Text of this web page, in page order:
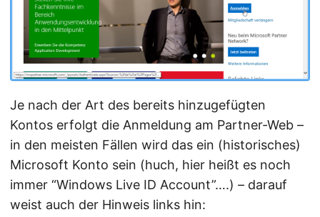
Je nach der Art des bereits hinzugefügten
Kontos erfolgt die Anmeldung am Partner-Web –
in den meisten Fällen wird das ein (historisches)
Microsoft Konto sein (huch, hier heißt es noch
immer “Windows Live ID Account”….) – darauf
weist auch der Hinweis links hin: